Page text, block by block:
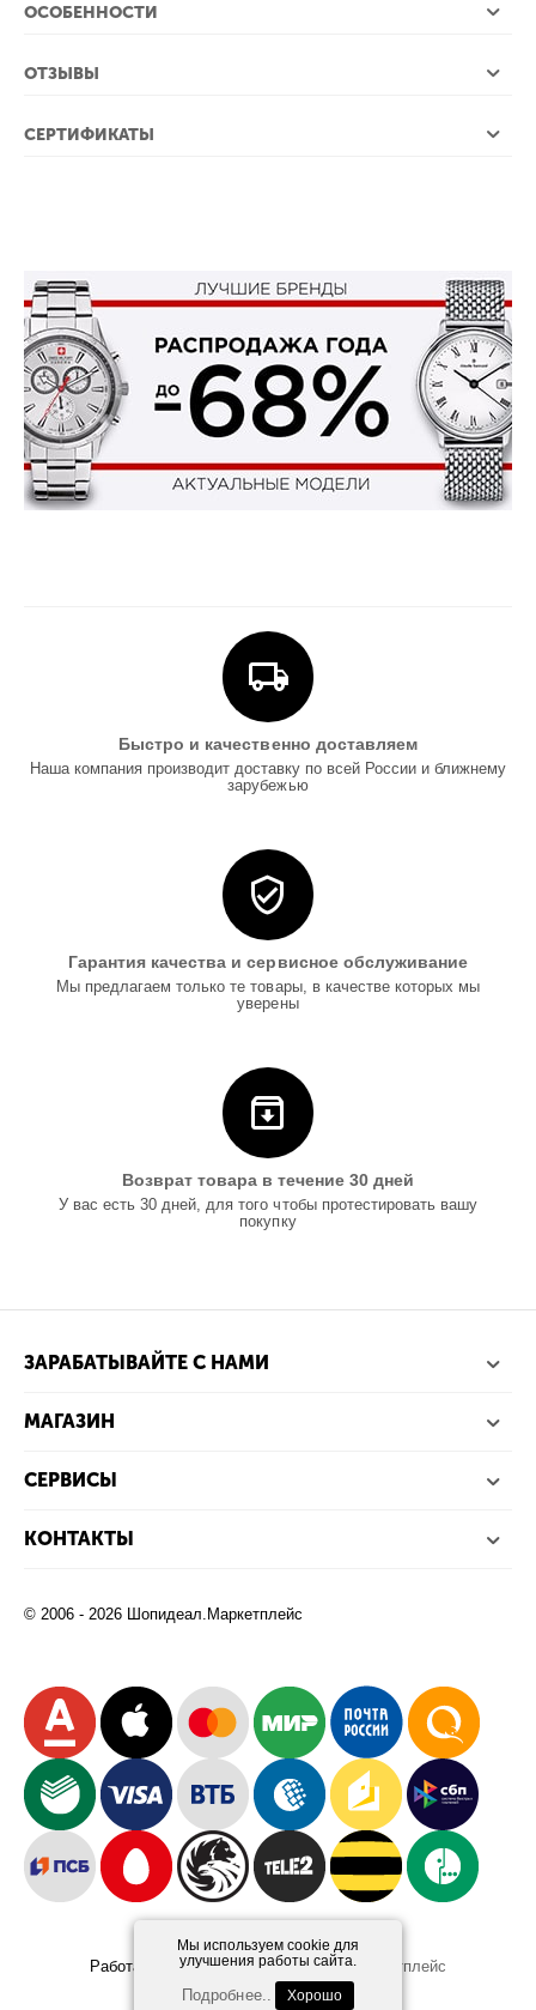
Мы используем cookie для
улучшения работы сайта.
Подробнее.. Хорошо
ОСОБЕННОСТИ
ОТЗЫВЫ
СЕРТИФИКАТЫ
Быстро и качественно доставляем
Наша компания производит доставку по всей России и ближнему
зарубежью
Гарантия качества и сервисное обслуживание
Мы предлагаем только те товары, в качестве которых мы
уверены
Возврат товара в течение 30 дней
У вас есть 30 дней, для того чтобы протестировать вашу
покупку
ЗАРАБАТЫВАЙТЕ С НАМИ
МАГАЗИН
СЕРВИСЫ
КОНТАКТЫ
© 2006 - 2026 Шопидеал.Маркетплейс
Работает на платформеШопидеал.Маркетплейс
Design and DevelopmentAfsun